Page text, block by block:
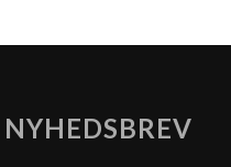
NYHEDSBREV